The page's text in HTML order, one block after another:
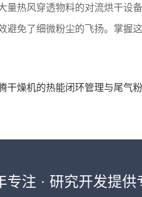
量热风穿透物料的对流烘干设
避免了细微粉尘的飞扬。掌握
干燥机的热能闭环管理与尾气
专注 · 研究开发提